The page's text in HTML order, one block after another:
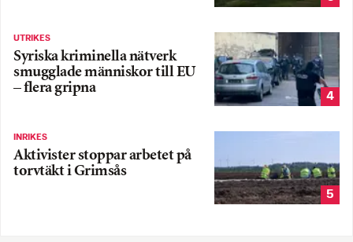
UTRIKES
Syriska kriminella nätverk
smugglade människor till EU
– flera gripna
4
INRIKES
Aktivister stoppar arbetet på
torvtäkt i Grimsås
5